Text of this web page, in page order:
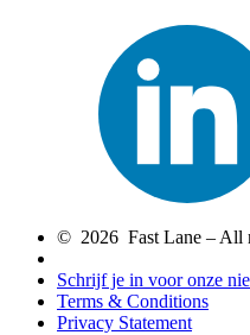
© 2026 Fast Lane – All
Schrijf je in voor onze
Terms & Conditions
Privacy Statement